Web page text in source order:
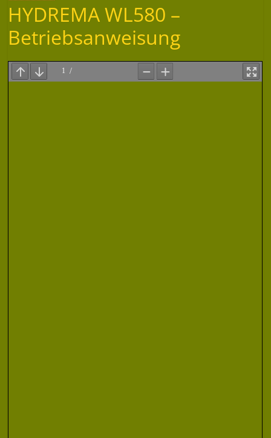
HYDREMA WL580 –
Betriebsanweisung